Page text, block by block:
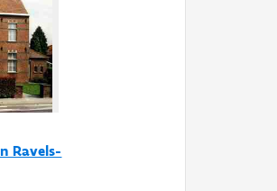
Ravels-